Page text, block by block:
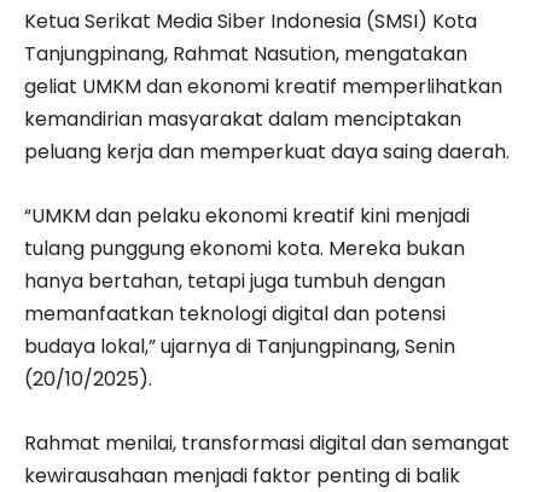
Ketua Serikat Media Siber Indonesia (SMSI) Kota
Tanjungpinang, Rahmat Nasution, mengatakan
geliat UMKM dan ekonomi kreatif memperlihatkan
kemandirian masyarakat dalam menciptakan
peluang kerja dan memperkuat daya saing daerah.
“UMKM dan pelaku ekonomi kreatif kini menjadi
tulang punggung ekonomi kota. Mereka bukan
hanya bertahan, tetapi juga tumbuh dengan
memanfaatkan teknologi digital dan potensi
budaya lokal,” ujarnya di Tanjungpinang, Senin
(20/10/2025).
Rahmat menilai, transformasi digital dan semangat
kewirausahaan menjadi faktor penting di balik